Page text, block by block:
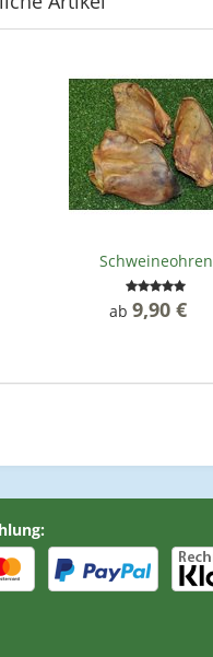
Schweineohren
ab 9,90 €